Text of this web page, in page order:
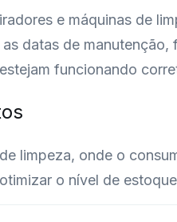
e máquinas de
datas de
funcionando
limpeza, onde o
o nível de